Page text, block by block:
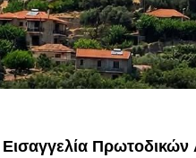
Εισαγγελία Πρωτοδικών